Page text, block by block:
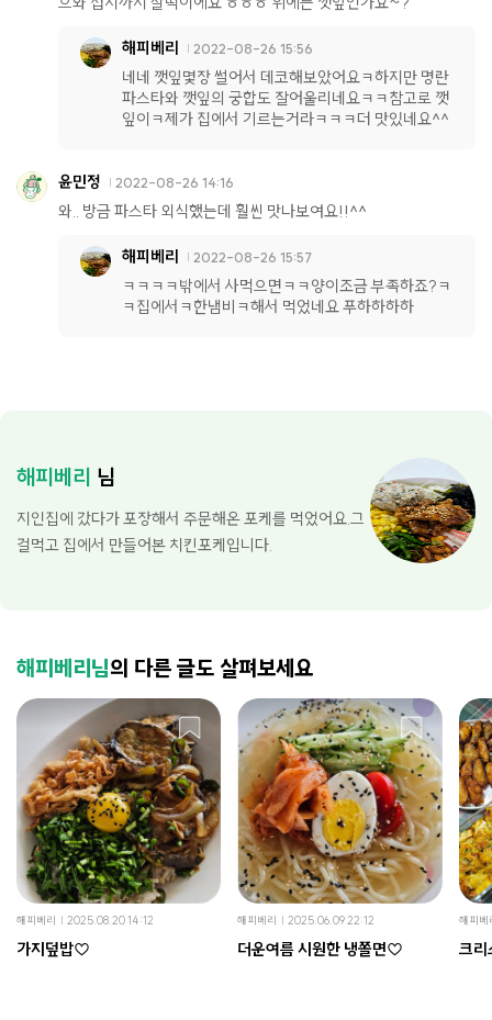
해피베리 2022-08-26 15:56
네네 깻잎몇장 썰어서 데코해보았어요ㅋ하지만 명란
파스타와 깻잎의 궁합도 잘어울리네요ㅋㅋ참고로 깻
잎이ㅋ제가 집에서 기르는거라ㅋㅋㅋ더 맛있네요^^
윤민정 2022-08-26 14:16
와.. 방금 파스타 외식했는데 훨씬 맛나보여요!!^^
해피베리 2022-08-26 15:57
ㅋㅋㅋㅋ밖에서 사먹으면ㅋㅋ양이조금 부족하죠?ㅋ
ㅋ집에서ㅋ한냄비ㅋ해서 먹었네요 푸하하하하
해피베리 님
지인집에 갔다가 포장해서 주문해온 포케를 먹었어요.그
걸먹고 집에서 만들어본 치킨포케입니다.
해피베리님의 다른 글도 살펴보세요
해피베리 2025.08.20 14:12
가지덮밥♡
해피베리 2025.06.09 22:12
더운여름 시원한 냉쫄면♡
해피베
크